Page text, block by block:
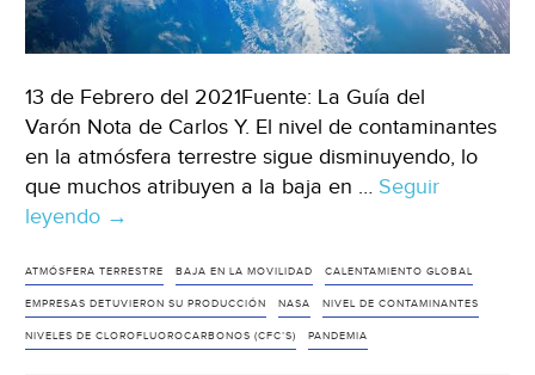
13 de Febrero del 2021Fuente: La Guía del
Varón Nota de Carlos Y. El nivel de contaminantes
en la atmósfera terrestre sigue disminuyendo, lo
que muchos atribuyen a la baja en … Seguir
leyendo La
de
ozono
se
→
ATMÓSFERA TERRESTRE BAJA EN LA MOVILIDAD CALENTAMIENTO GLOBAL
EMPRESAS DETUVIERON SU PRODUCCIÓN NASA NIVEL DE CONTAMINANTES
NIVELES DE CLOROFLUOROCARBONOS (CFC’S) PANDEMIA